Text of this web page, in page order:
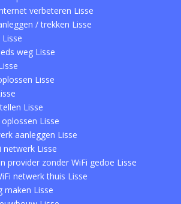
verbeteren Lisse
/ trekken Lisse
weg Lisse
Lisse
Lisse
Lisse
aanleggen Lisse
netwerk Lisse
provider zonder WiFi gedoe Lisse
netwerk thuis Lisse
maken Lisse